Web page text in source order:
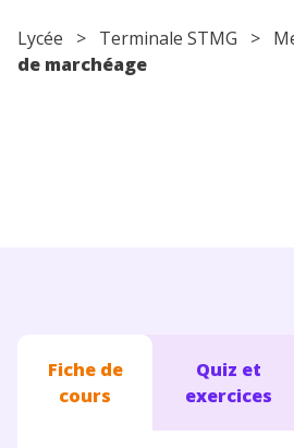
Lycée > Terminale STMG >
de marchéage
Fiche de
cours
Quiz et
exercices